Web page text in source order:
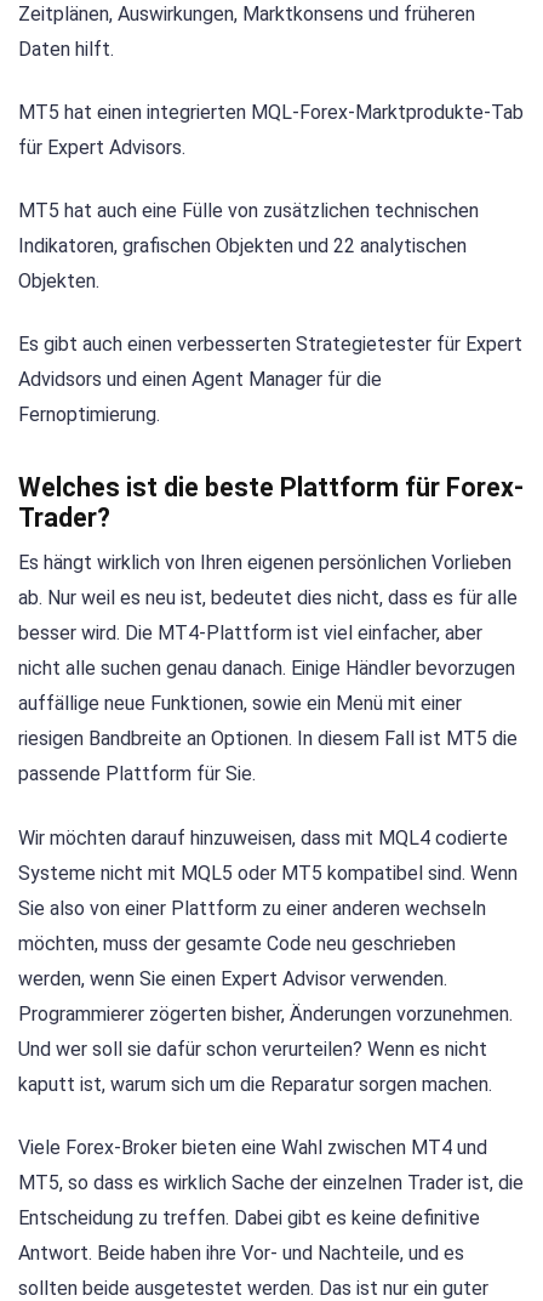
Zeitplänen, Auswirkungen, Marktkonsens und früheren
Daten hilft.
MT5 hat einen integrierten MQL-Forex-Marktprodukte-Tab
für Expert Advisors.
MT5 hat auch eine Fülle von zusätzlichen technischen
Indikatoren, grafischen Objekten und 22 analytischen
Objekten.
Es gibt auch einen verbesserten Strategietester für Expert
Advidsors und einen Agent Manager für die
Fernoptimierung.
Welches ist die beste Plattform für Forex-
Trader?
Es hängt wirklich von Ihren eigenen persönlichen Vorlieben
ab. Nur weil es neu ist, bedeutet dies nicht, dass es für alle
besser wird. Die MT4-Plattform ist viel einfacher, aber
nicht alle suchen genau danach. Einige Händler bevorzugen
auffällige neue Funktionen, sowie ein Menü mit einer
riesigen Bandbreite an Optionen. In diesem Fall ist MT5 die
passende Plattform für Sie.
Wir möchten darauf hinzuweisen, dass mit MQL4 codierte
Systeme nicht mit MQL5 oder MT5 kompatibel sind. Wenn
Sie also von einer Plattform zu einer anderen wechseln
möchten, muss der gesamte Code neu geschrieben
werden, wenn Sie einen Expert Advisor verwenden.
Programmierer zögerten bisher, Änderungen vorzunehmen.
Und wer soll sie dafür schon verurteilen? Wenn es nicht
kaputt ist, warum sich um die Reparatur sorgen machen.
Viele Forex-Broker bieten eine Wahl zwischen MT4 und
MT5, so dass es wirklich Sache der einzelnen Trader ist, die
Entscheidung zu treffen. Dabei gibt es keine definitive
Antwort. Beide haben ihre Vor- und Nachteile, und es
sollten beide ausgetestet werden. Das ist nur ein guter